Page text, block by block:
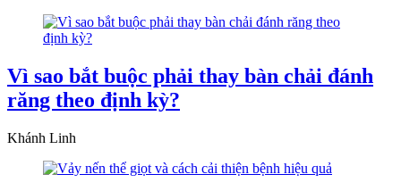
Vì sao bắt buộc phải thay bàn chải đánh
răng theo định kỳ?
Khánh Linh